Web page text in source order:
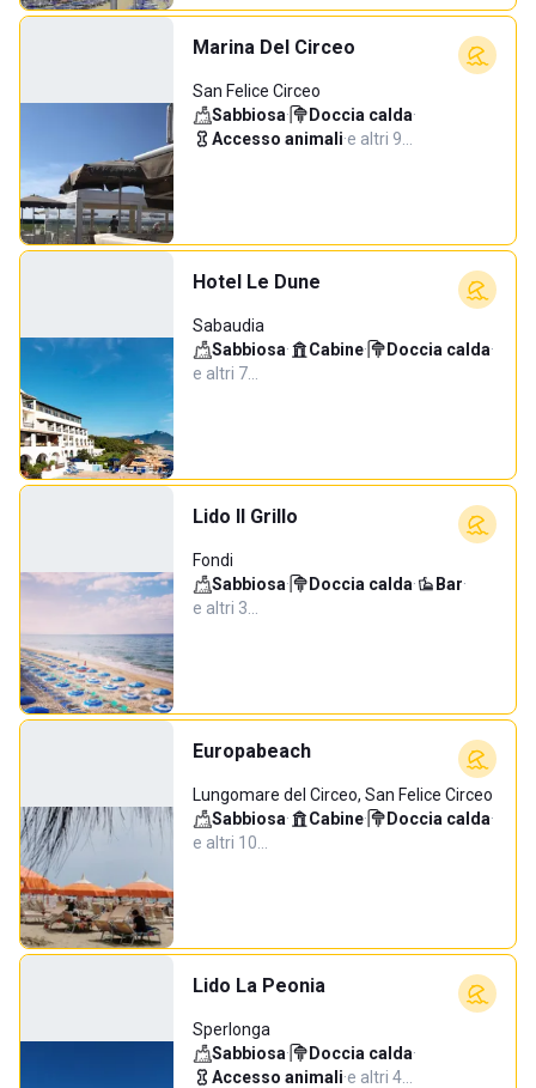
Marina Del Circeo
San Felice Circeo
Sabbiosa· Doccia calda·
Accesso animali·e altri 9…
Hotel Le Dune
Sabaudia
Sabbiosa· Cabine· Doccia calda·
e altri 7…
Lido Il Grillo
Fondi
Sabbiosa· Doccia calda· Bar·
e altri 3…
Europabeach
Lungomare del Circeo, San Felice Circeo
Sabbiosa· Cabine· Doccia calda·
e altri 10…
Lido La Peonia
Sperlonga
Sabbiosa· Doccia calda·
Accesso animali·e altri 4…